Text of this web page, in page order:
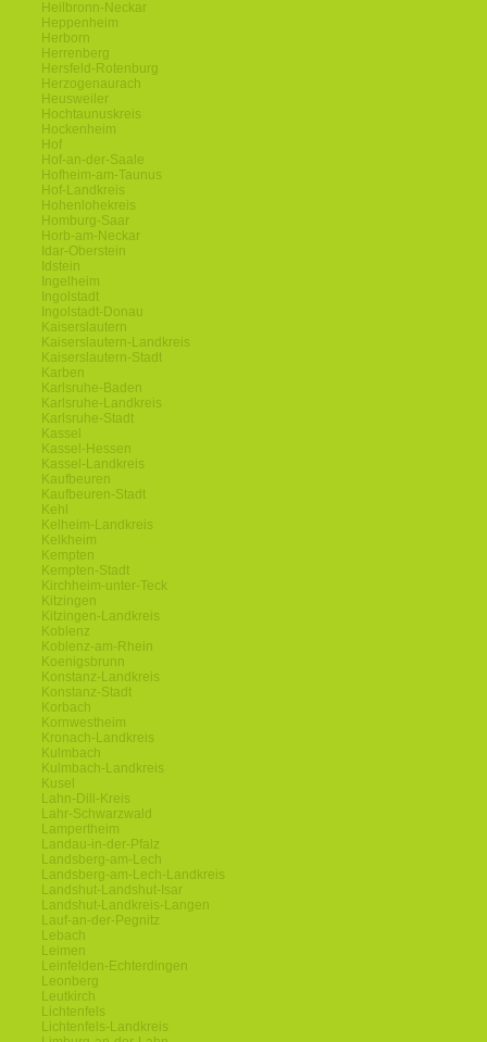
Heilbronn-Neckar
Heppenheim
Herborn
Herrenberg
Hersfeld-Rotenburg
Herzogenaurach
Heusweiler
Hochtaunuskreis
Hockenheim
Hof
Hof-an-der-Saale
Hofheim-am-Taunus
Hof-Landkreis
Hohenlohekreis
Homburg-Saar
Horb-am-Neckar
Idar-Oberstein
Idstein
Ingelheim
Ingolstadt
Ingolstadt-Donau
Kaiserslautern
Kaiserslautern-Landkreis
Kaiserslautern-Stadt
Karben
Karlsruhe-Baden
Karlsruhe-Landkreis
Karlsruhe-Stadt
Kassel
Kassel-Hessen
Kassel-Landkreis
Kaufbeuren
Kaufbeuren-Stadt
Kehl
Kelheim-Landkreis
Kelkheim
Kempten
Kempten-Stadt
Kirchheim-unter-Teck
Kitzingen
Kitzingen-Landkreis
Koblenz
Koblenz-am-Rhein
Koenigsbrunn
Konstanz-Landkreis
Konstanz-Stadt
Korbach
Kornwestheim
Kronach-Landkreis
Kulmbach
Kulmbach-Landkreis
Kusel
Lahn-Dill-Kreis
Lahr-Schwarzwald
Lampertheim
Landau-in-der-Pfalz
Landsberg-am-Lech
Landsberg-am-Lech-Landkreis
Landshut-Landshut-Isar
Landshut-Landkreis-Langen
Lauf-an-der-Pegnitz
Lebach
Leimen
Leinfelden-Echterdingen
Leonberg
Leutkirch
Lichtenfels
Lichtenfels-Landkreis